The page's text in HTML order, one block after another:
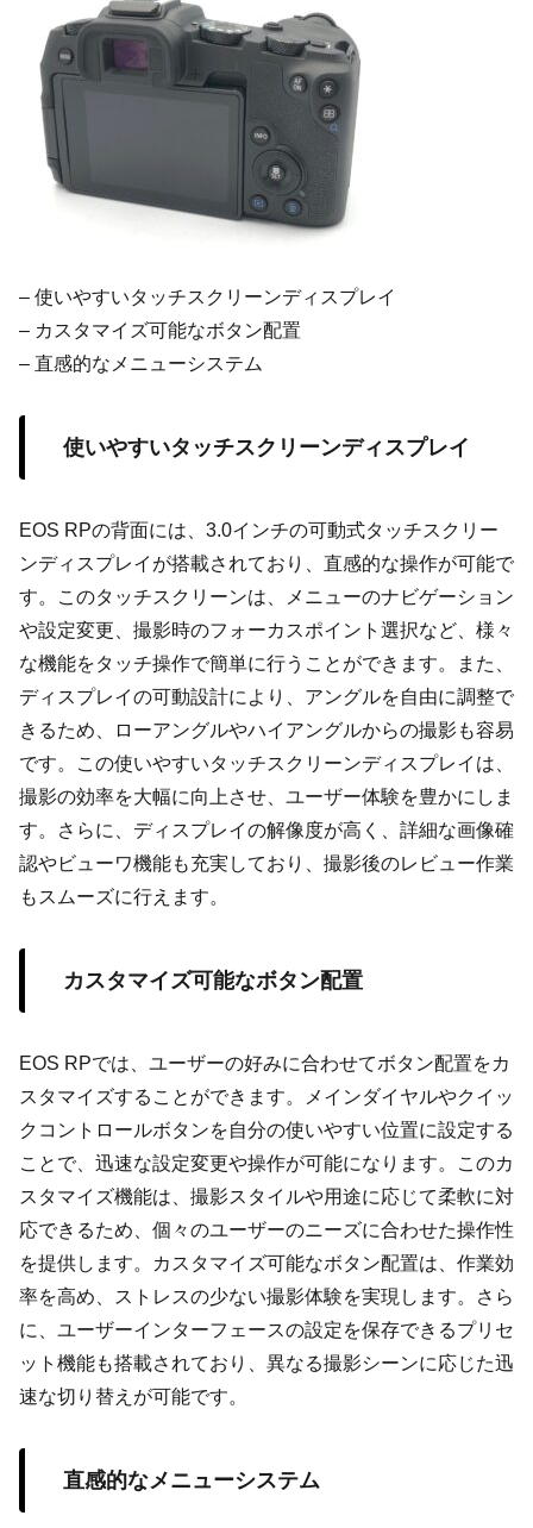
– 使いやすいタッチスクリーンディスプレイ
– カスタマイズ可能なボタン配置
– 直感的なメニューシステム
使いやすいタッチスクリーンディスプレイ
EOS RPの背面には、3.0インチの可動式タッチスクリー
ンディスプレイが搭載されており、直感的な操作が可能で
す。このタッチスクリーンは、メニューのナビゲーション
や設定変更、撮影時のフォーカスポイント選択など、様々
な機能をタッチ操作で簡単に行うことができます。また、
ディスプレイの可動設計により、アングルを自由に調整で
きるため、ローアングルやハイアングルからの撮影も容易
です。この使いやすいタッチスクリーンディスプレイは、
撮影の効率を大幅に向上させ、ユーザー体験を豊かにしま
す。さらに、ディスプレイの解像度が高く、詳細な画像確
認やビューワ機能も充実しており、撮影後のレビュー作業
もスムーズに行えます。
カスタマイズ可能なボタン配置
EOS RPでは、ユーザーの好みに合わせてボタン配置をカ
スタマイズすることができます。メインダイヤルやクイッ
クコントロールボタンを自分の使いやすい位置に設定する
ことで、迅速な設定変更や操作が可能になります。このカ
スタマイズ機能は、撮影スタイルや用途に応じて柔軟に対
応できるため、個々のユーザーのニーズに合わせた操作性
を提供します。カスタマイズ可能なボタン配置は、作業効
率を高め、ストレスの少ない撮影体験を実現します。さら
に、ユーザーインターフェースの設定を保存できるプリセ
ット機能も搭載されており、異なる撮影シーンに応じた迅
速な切り替えが可能です。
直感的なメニューシステム